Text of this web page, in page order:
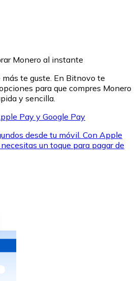
cuenta Bitnovo o realiza compras
Monero al instante
te guste. En Bitnovo te
para que compres Monero
y sencilla.
Pay y Google Pay
desde tu móvil. Con Apple
un toque para pagar de